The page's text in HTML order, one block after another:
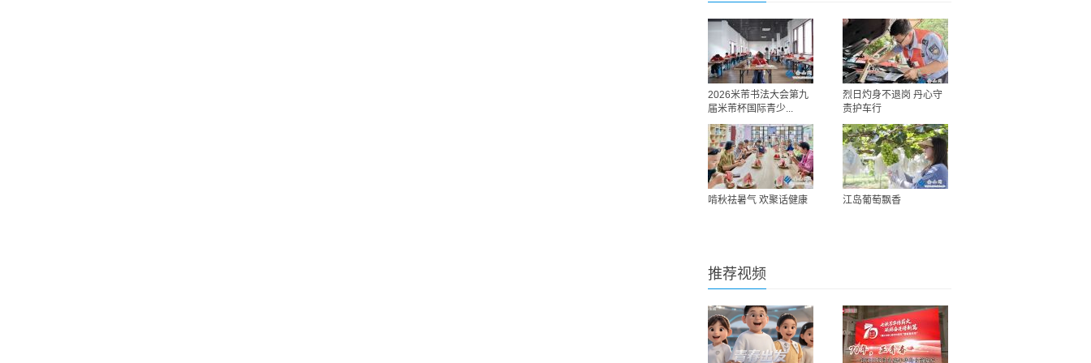
2026米芾书法大会第九
届米芾杯国际青少...
烈日灼身不退岗 丹心守
责护车行
啃秋祛暑气 欢聚话健康 江岛葡萄飘香
推荐视频